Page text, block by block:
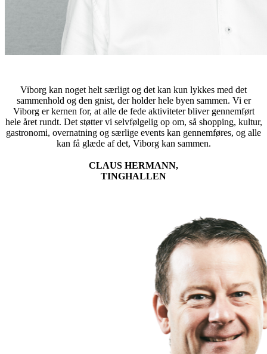
Viborg kan noget helt særligt og det kan kun lykkes med det
sammenhold og den gnist, der holder hele byen sammen. Vi er
Viborg er kernen for, at alle de fede aktiviteter bliver gennemført
hele året rundt. Det støtter vi selvfølgelig op om, så shopping, kultur,
gastronomi, overnatning og særlige events kan gennemføres, og alle
kan få glæde af det, Viborg kan sammen.
CLAUS HERMANN,
TINGHALLEN